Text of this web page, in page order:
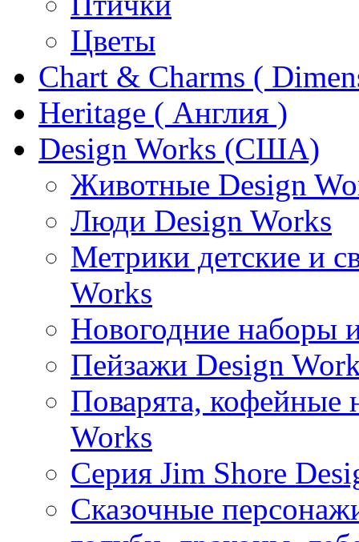
Цветы
Chart & Charms (
Heritage ( Англия )
Design Works (США)
Животные Design
Люди Design Works
Метрики детские и
Works
Новогодние наборы
Пейзажи Design
Поварята, кофейные
Works
Серия Jim Shore
Сказочные